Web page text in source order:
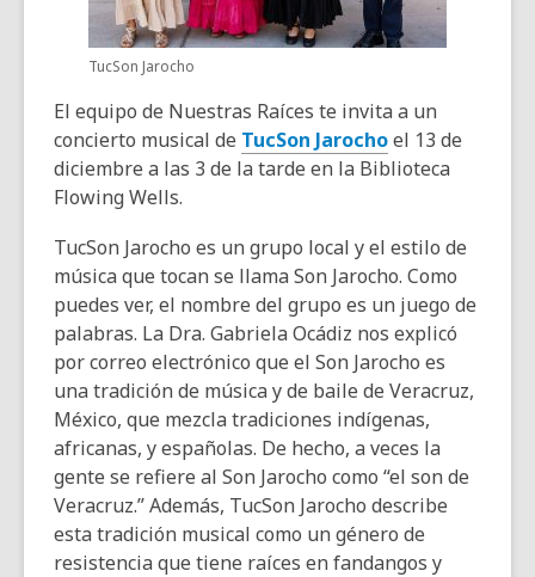
TucSon Jarocho
El equipo de Nuestras Raíces te invita a un
concierto musical de TucSon Jarochoel 13 de
diciembre a las 3 de la tarde en la Biblioteca
Flowing Wells.
TucSon Jarocho es un grupo local y el estilo de
música que tocan se llama Son Jarocho. Como
puedes ver, el nombre del grupo es un juego de
palabras. La Dra. Gabriela Ocádiz nos explicó
por correo electrónico que el Son Jarocho es
una tradición de música y de baile de Veracruz,
México, que mezcla tradiciones indígenas,
africanas, y españolas. De hecho, a veces la
gente se refiere al Son Jarocho como “el son de
Veracruz.” Además, TucSon Jarocho describe
esta tradición musical como un género de
resistencia que tiene raíces en fandangos y